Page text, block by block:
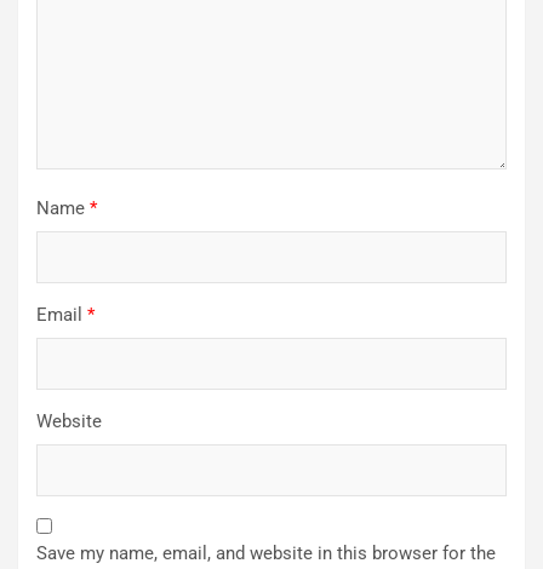
Name *
Email *
Website
Save my name, email, and website in this browser for the